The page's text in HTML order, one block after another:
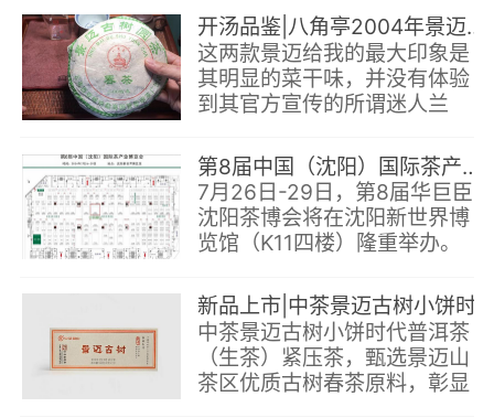
茶作品，偏爱此风味老茶的朋
友，不宜错过哟。
开汤品鉴|八角亭2004年景迈古树春茶圆茶
这两款景迈给我的最大印象是
其明显的菜干味，并没有体验
到其官方宣传的所谓迷人兰
就是这款2004年八角亭景迈
古树圆茶。
第8届中国（沈阳）国际茶产业博览会于沈阳新世界博览馆举办
7月26日-29日，第8届华巨臣
沈阳茶博会将在沈阳新世界博
览馆（K11四楼）隆重举办。
会、深圳市华巨臣国际会展集
团有限公司主办
中茶景迈古树小饼时代普洱茶
（生茶）紧压茶，甄选景迈山
茶区优质古树春茶原料，彰显